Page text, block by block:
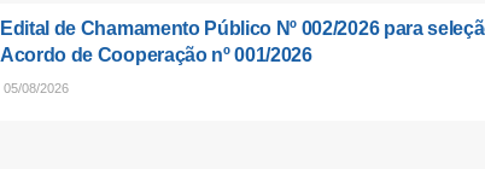
Edital de Chamamento Público Nº 002/2026 para
Acordo de Cooperação nº 001/2026
05/08/2026